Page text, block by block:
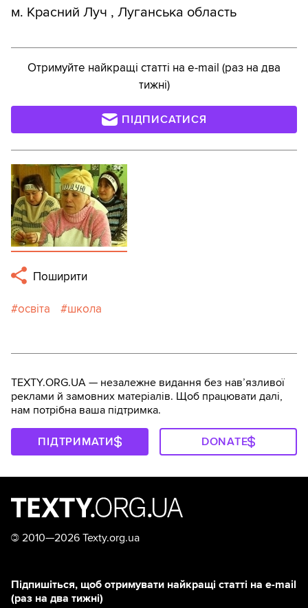
м. Красний Луч , Луганська область
Отримуйте найкращі статті на e-mail (раз на два
тижні)
ПІДПИСАТИСЯ
Поширити
освіта школа
TEXTY.ORG.UA — незалежне видання без навʼязливої
реклами й замовних матеріалів. Щоб працювати далі,
нам потрібна ваша підтримка.
ПІДТРИМАТИ DONATE
© 2010—2026 Texty.org.ua
Підпишіться, щоб отримувати найкращі статті на e-mail
(раз на два тижні)